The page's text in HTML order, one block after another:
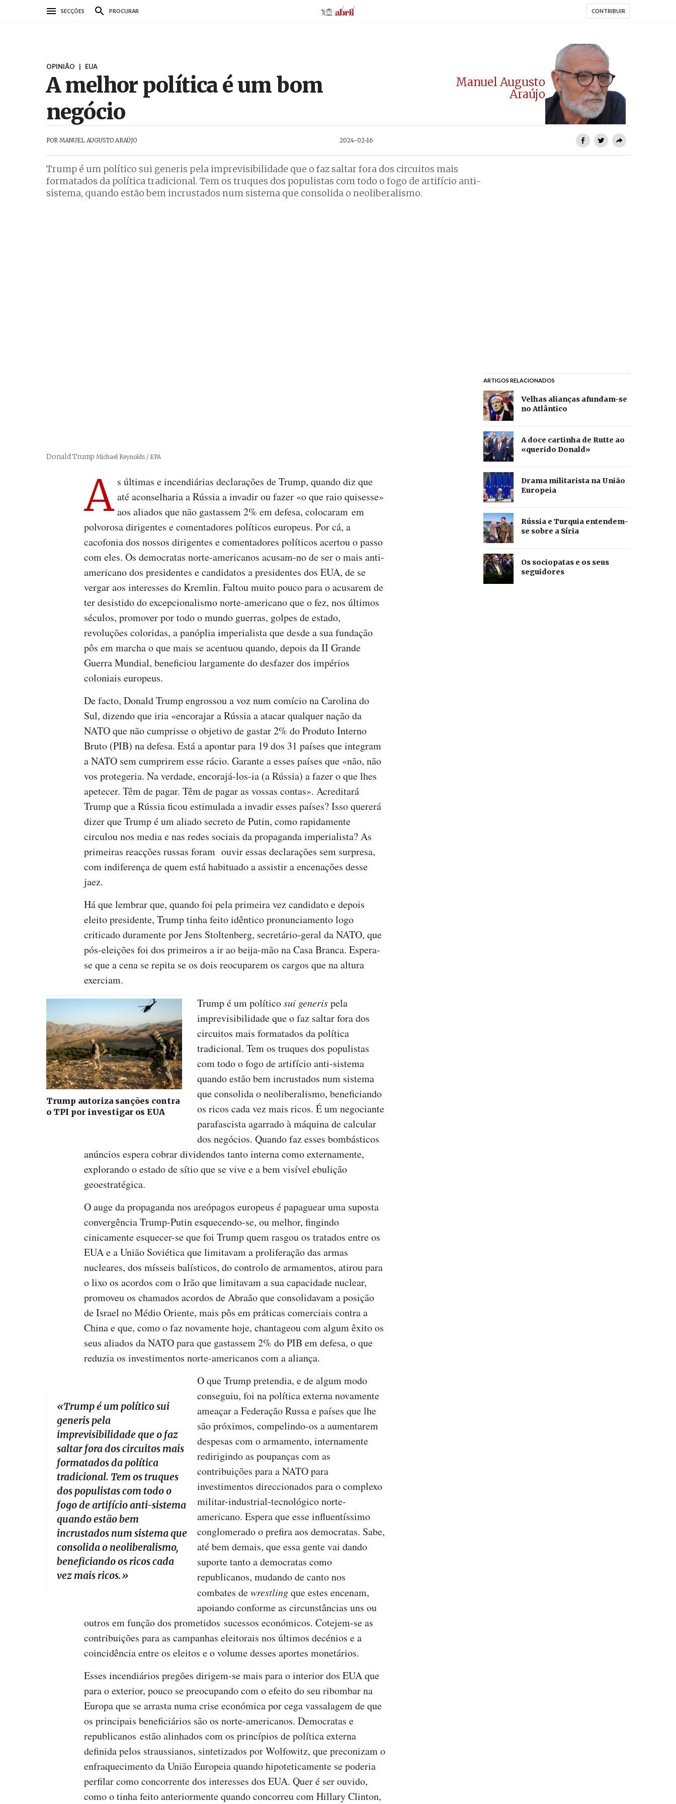
SECÇÕES PROCURAR AbrilAbril CONTRIBUIR
OPINIÃO | EUA
A melhor política é um bom
negócio
Manuel Augusto
Araújo
POR MANUEL AUGUSTO ARAÚJO 2024-02-16
Trump é um político sui generis pela imprevisibilidade que o faz saltar fora dos circuitos mais
formatados da política tradicional. Tem os truques dos populistas com todo o fogo de artifício anti-
sistema, quando estão bem incrustados num sistema que consolida o neoliberalismo.
Donald Trump Créditos
Michael Reynolds / EPA
A s últimas e incendiárias declarações de Trump, quando diz que
até aconselharia a Rússia a invadir ou fazer «o que raio quisesse»
aos aliados que não gastassem 2% em defesa, colocaram em
polvorosa dirigentes e comentadores políticos europeus. Por cá, a
cacofonia dos nossos dirigentes e comentadores políticos acertou o passo
com eles. Os democratas norte-americanos acusam-no de ser o mais anti-
americano dos presidentes e candidatos a presidentes dos EUA, de se
vergar aos interesses do Kremlin. Faltou muito pouco para o acusarem de
ter desistido do excepcionalismo norte-americano que o fez, nos últimos
séculos, promover por todo o mundo guerras, golpes de estado,
revoluções coloridas, a panóplia imperialista que desde a sua fundação
pôs em marcha o que mais se acentuou quando, depois da II Grande
Guerra Mundial, beneficiou largamente do desfazer dos impérios
coloniais europeus.
De facto, Donald Trump engrossou a voz num comício na Carolina do
Sul, dizendo que iria «encorajar a Rússia a atacar qualquer nação da
NATO que não cumprisse o objetivo de gastar 2% do Produto Interno
Bruto (PIB) na defesa. Está a apontar para 19 dos 31 países que integram
a NATO sem cumprirem esse rácio. Garante a esses países que «não, não
vos protegeria. Na verdade, encorajá-los-ia (a Rússia) a fazer o que lhes
apetecer. Têm de pagar. Têm de pagar as vossas contas». Acreditará
Trump que a Rússia ficou estimulada a invadir esses países? Isso quererá
dizer que Trump é um aliado secreto de Putin, como rapidamente
circulou nos media e nas redes sociais da propaganda imperialista? As
primeiras reacções russas foram ouvir essas declarações sem surpresa,
com indiferença de quem está habituado a assistir a encenações desse
jaez.
Há que lembrar que, quando foi pela primeira vez candidato e depois
eleito presidente, Trump tinha feito idêntico pronunciamento logo
criticado duramente por Jens Stoltenberg, secretário-geral da NATO, que
pós-eleições foi dos primeiros a ir ao beija-mão na Casa Branca. Espera-
se que a cena se repita se os dois reocuparem os cargos que na altura
exerciam.
Trump autoriza sanções contra
o TPI por investigar os EUA
Trump é um políticosui generispela
imprevisibilidade que o faz saltar fora dos
circuitos mais formatados da política
tradicional. Tem os truques dos populistas
com todo o fogo de artifício anti-sistema
quando estão bem incrustados num sistema
que consolida o neoliberalismo, beneficiando
os ricos cada vez mais ricos. É um negociante
parafascista agarrado à máquina de calcular
dos negócios. Quando faz esses bombásticos
anúncios espera cobrar dividendos tanto interna como externamente,
explorando o estado de sítio que se vive e a bem visível ebulição
geoestratégica.
O auge da propaganda nos areópagos europeus é papaguear uma suposta
convergência Trump-Putin esquecendo-se, ou melhor, fingindo
cinicamente esquecer-se que foi Trump quem rasgou os tratados entre os
EUA e a União Soviética que limitavam a proliferação das armas
nucleares, dos mísseis balísticos, do controlo de armamentos, atirou para
o lixo os acordos com o Irão que limitavam a sua capacidade nuclear,
promoveu os chamados acordos de Abraão que consolidavam a posição
de Israel no Médio Oriente, mais pôs em práticas comerciais contra a
China e que, como o faz novamente hoje, chantageou com algum êxito os
seus aliados da NATO para que gastassem 2% do PIB em defesa, o que
reduzia os investimentos norte-americanos com a aliança.
«Trump é um políticosui
generispela
imprevisibilidade que o faz
saltar fora dos circuitos mais
formatados da política
tradicional. Tem os truques
dos populistas com todo o
fogo de artifício anti-sistema
quando estão bem
incrustados num sistema que
consolida o neoliberalismo,
beneficiando os ricos cada
vez mais ricos.»
O que Trump pretendia, e de algum modo
conseguiu, foi na política externa novamente
ameaçar a Federação Russa e países que lhe
são próximos, compelindo-os a aumentarem
despesas com o armamento, internamente
redirigindo as poupanças com as
contribuições para a NATO para
investimentos direccionados para o complexo
militar-industrial-tecnológico norte-
americano. Espera que esse influentíssimo
conglomerado o prefira aos democratas. Sabe,
até bem demais, que essa gente vai dando
suporte tanto a democratas como
republicanos, mudando de canto nos
combates dewrestlingque estes encenam,
apoiando conforme as circunstâncias uns ou
outros em função dos prometidos sucessos económicos. Cotejem-se as
contribuições para as campanhas eleitorais nos últimos decénios e a
coincidência entre os eleitos e o volume desses aportes monetários.
Esses incendiários pregões dirigem-se mais para o interior dos EUA que
para o exterior, pouco se preocupando com o efeito do seu ribombar na
Europa que se arrasta numa crise económica por cega vassalagem de que
os principais beneficiários são os norte-americanos. Democratas e
republicanos estão alinhados com os princípios de política externa
definida pelos straussianos, sintetizados por Wolfowitz, que preconizam o
enfraquecimento da União Europeia quando hipoteticamente se poderia
perfilar como concorrente dos interesses dos EUA. Quer é ser ouvido,
como o tinha feito anteriormente quando concorreu com Hillary Clinton,
ARTIGOS RELACIONADOS
Velhas alianças afundam-se
no Atlântico
A doce cartinha de Rutte ao
«querido Donald»
Drama militarista na União
Europeia
Rússia e Turquia entendem-
se sobre a Síria
Os sociopatas e os seus
seguidores